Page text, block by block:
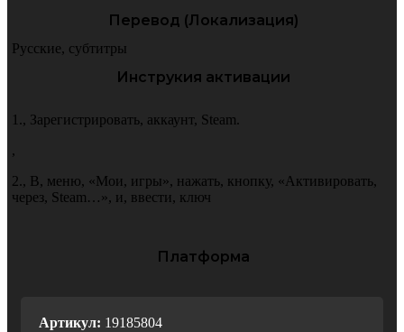
Перевод (Локализация)
Русские, субтитры
Инструкия активации
1., Зарегистрировать, аккаунт, Steam.
,
2., В, меню, «Мои, игры», нажать, кнопку, «Активировать,
через, Steam…», и, ввести, ключ
Платформа
Артикул: 19185804